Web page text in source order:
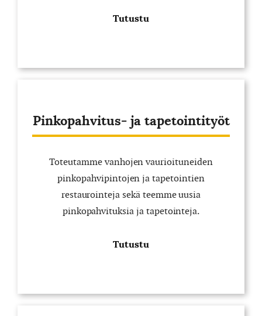
Tutustu
Pinkopahvitus- ja tapetointityöt
Toteutamme vanhojen vaurioituneiden
pinkopahvipintojen ja tapetointien
restaurointeja sekä teemme uusia
pinkopahvituksia ja tapetointeja.
Tutustu